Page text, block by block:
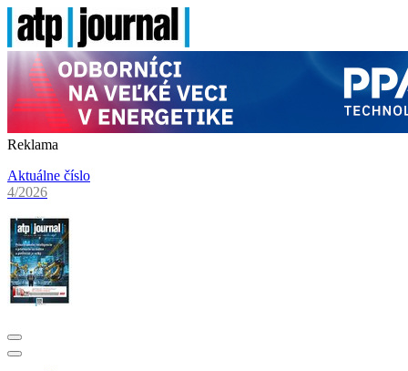
Reklama
Aktuálne číslo
4/2026